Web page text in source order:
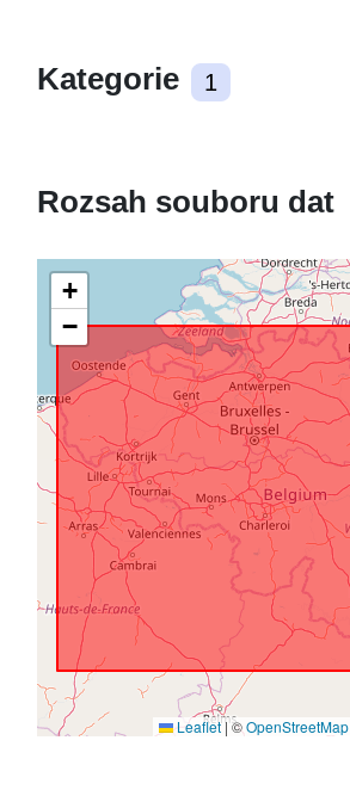
Kategorie 1
Rozsah souboru dat
+
−
Leaflet|©OpenStreetMap